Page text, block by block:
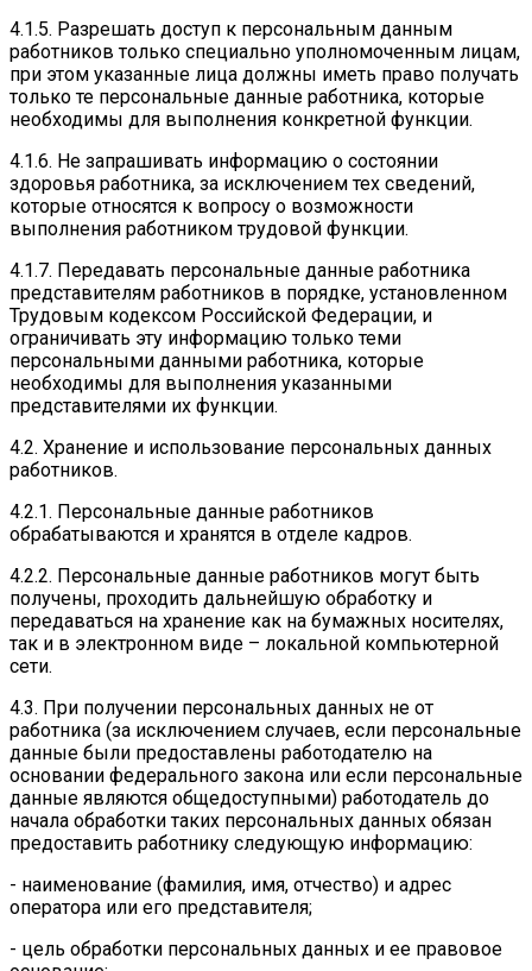
4.1.5. Разрешать доступ к персональным данным
работников только специально уполномоченным лицам,
при этом указанные лица должны иметь право получать
только те персональные данные работника, которые
необходимы для выполнения конкретной функции.
4.1.6. Не запрашивать информацию о состоянии
здоровья работника, за исключением тех сведений,
которые относятся к вопросу о возможности
выполнения работником трудовой функции.
4.1.7. Передавать персональные данные работника
представителям работников в порядке, установленном
Трудовым кодексом Российской Федерации, и
ограничивать эту информацию только теми
персональными данными работника, которые
необходимы для выполнения указанными
представителями их функции.
4.2. Хранение и использование персональных данных
работников.
4.2.1. Персональные данные работников
обрабатываются и хранятся в отделе кадров.
4.2.2. Персональные данные работников могут быть
получены, проходить дальнейшую обработку и
передаваться на хранение как на бумажных носителях,
так и в электронном виде – локальной компьютерной
сети.
4.3. При получении персональных данных не от
работника (за исключением случаев, если персональные
данные были предоставлены работодателю на
основании федерального закона или если персональные
данные являются общедоступными) работодатель до
начала обработки таких персональных данных обязан
предоставить работнику следующую информацию:
- наименование (фамилия, имя, отчество) и адрес
оператора или его представителя;
- цель обработки персональных данных и ее правовое